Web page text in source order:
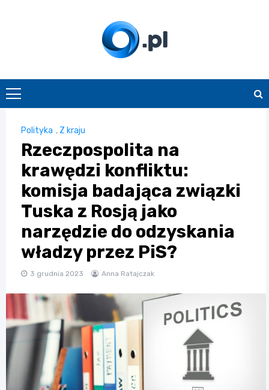
O.pl
Polityka , Z kraju
Rzeczpospolita na
krawędzi konfliktu:
komisja badająca związki
Tuska z Rosją jako
narzędzie do odzyskania
władzy przez PiS?
3 grudnia 2023 Anna Ratajczak